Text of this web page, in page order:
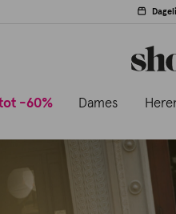
-60% Dames